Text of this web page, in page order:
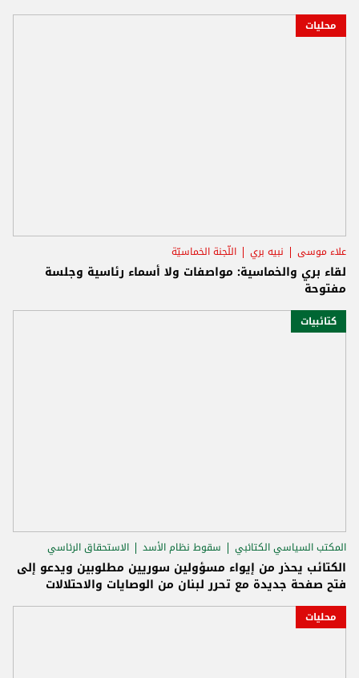
محليات
علاء موسى نبيه بري اللّجنة الخماسيّة
لقاء بري والخماسية: مواصفات ولا أسماء رئاسية وجلسة
مفتوحة
كتائبيات
المكتب السياسي الكتائبي سقوط نظام الأسد الاستحقاق الرئاسي
الكتائب يحذر من إيواء مسؤولين سوريين مطلوبين ويدعو إلى
فتح صفحة جديدة مع تحرر لبنان من الوصايات والاحتلالات
محليات